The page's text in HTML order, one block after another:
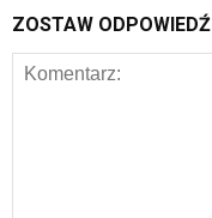
ZOSTAW ODPOWIEDŹ